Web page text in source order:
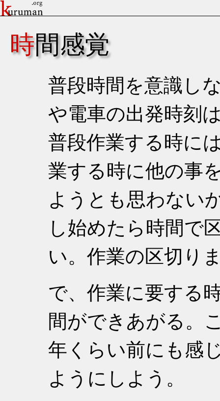
時間感覚
普段時間を意識し
や電車の出発時刻
普段作業する時に
業する時に他の事
ようとも思わない
し始めたら時間で
い。作業の区切り
で、作業に要する
間ができあがる
年くらい前にも感
ようにしよう。